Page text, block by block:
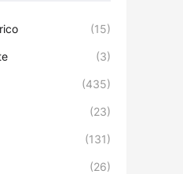
(15)
(3)
(435)
(23)
(131)
(26)